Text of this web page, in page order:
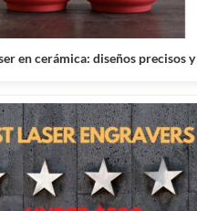
en cerámica: diseños precisos